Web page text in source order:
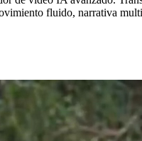
fluido, narrativa